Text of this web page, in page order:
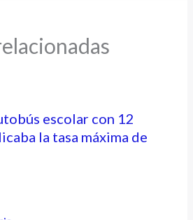
escolar con 12
la tasa máxima de